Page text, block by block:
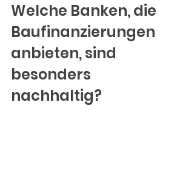
Welche Banken, die
Baufinanzierungen
anbieten, sind
besonders
nachhaltig?